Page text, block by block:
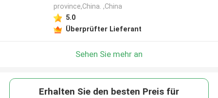
province,China. ,China
5.0
Überprüfter Lieferant
Sehen Sie mehr an
Erhalten Sie den besten Preis für